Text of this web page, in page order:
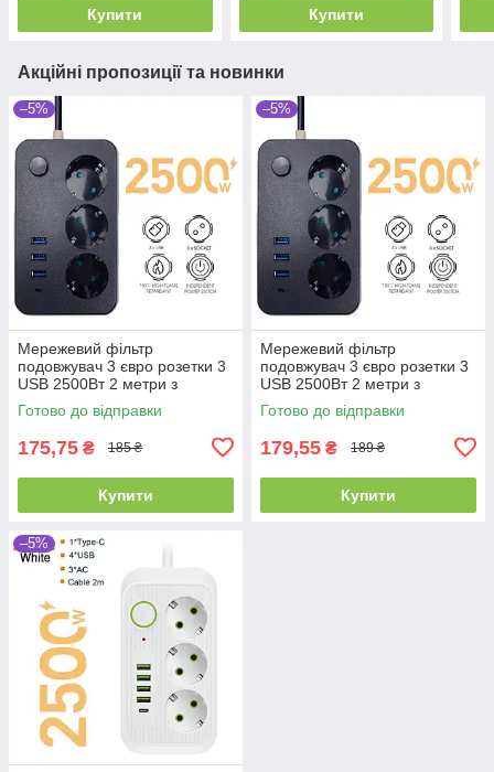
Купити Купити
Акційні пропозиції та новинки
–5%
Мережевий фільтр
подовжувач 3 євро розетки 3
USB 2500Вт 2 метри з
кнопкою
Готово до відправки
175,75 ₴ 185 ₴
Купити
–5%
Мережевий фільтр
подовжувач 3 євро розетки 3
USB 2500Вт 2 метри з
кнопкою
Готово до відправки
179,55 ₴ 189 ₴
Купити
–5%